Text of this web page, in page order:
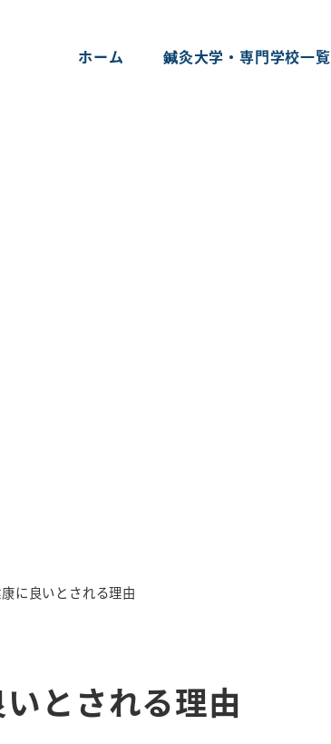
ホーム 鍼灸大学・専門学校一覧
に良いとされる理由
とされる理由